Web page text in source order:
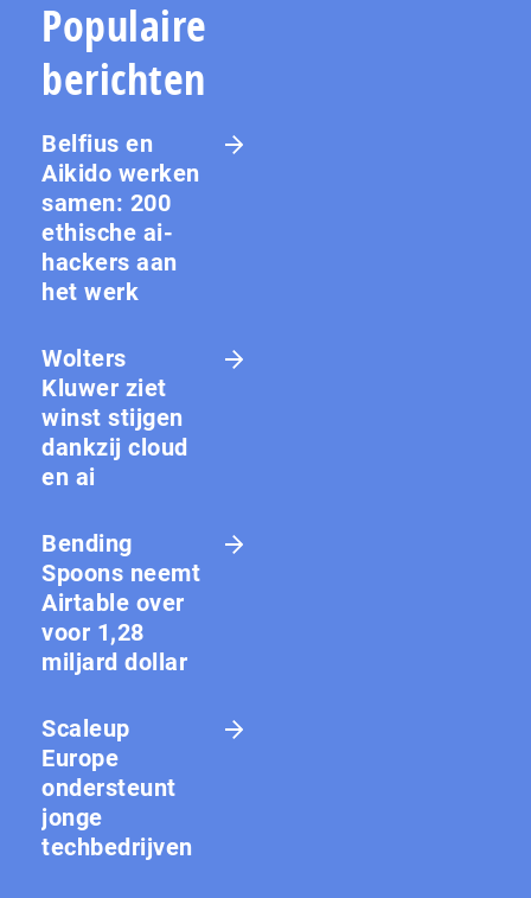
Populaire
berichten
Belfius en
Aikido werken
samen: 200
ethische ai-
hackers aan
het werk
Wolters
Kluwer ziet
winst stijgen
dankzij cloud
en ai
Bending
Spoons neemt
Airtable over
voor 1,28
miljard dollar
Scaleup
Europe
ondersteunt
jonge
techbedrijven